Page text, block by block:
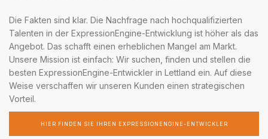
Die Fakten sind klar. Die Nachfrage nach hochqualifizierten
Talenten in der ExpressionEngine-Entwicklung ist höher als das
Angebot. Das schafft einen erheblichen Mangel am Markt.
Unsere Mission ist einfach: Wir suchen, finden und stellen die
besten ExpressionEngine-Entwickler in Lettland ein. Auf diese
Weise verschaffen wir unseren Kunden einen strategischen
Vorteil.
HIER FINDEN SIE IHREN EXPRESSIONENGINE-ENTWICKLER